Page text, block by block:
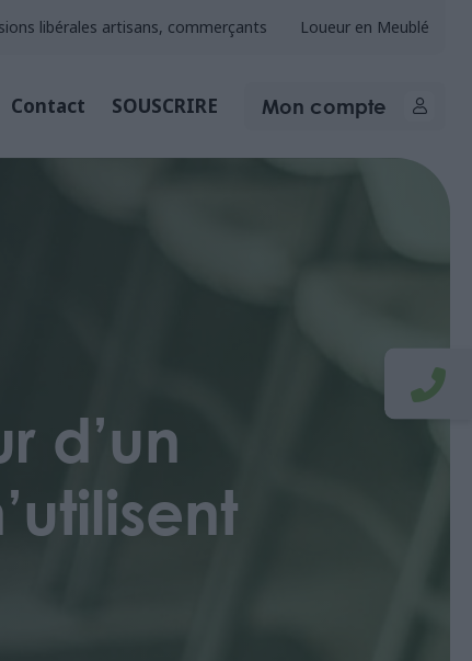
libérales artisans, commerçants Loueur en Meublé
Contact SOUSCRIRE Mon compte
d’un